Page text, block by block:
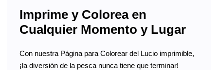
Imprime y Colorea en
Cualquier Momento y Lugar
Con nuestra Página para Colorear del Lucio imprimible,
¡la diversión de la pesca nunca tiene que terminar!